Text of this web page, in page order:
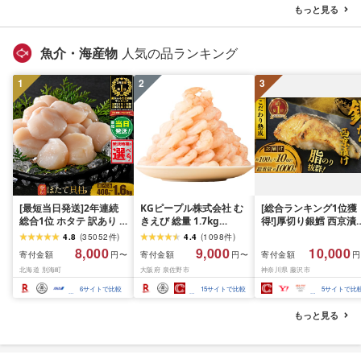
お弁当 hannba-gu ラン
手県 盛岡市 東北 岩手 盛
もっと見る
魚介・海産物 人気の品ランキング
1
[最短当日発送]2年連続
総合1位 ホタテ 訳あり (
ふるさと納税 ほたて ふ
るさと納税 訳あり 帆立
ふるさと わけあり ホタ
テ貝柱 貝 人気 不揃い 刺
身 規格外 魚介 ランキン
グ 海鮮 冷凍 発送時期が
4.8 (35052件)
寄付金額
8,000 円〜
北海道 別海町
6サイトで比較
2
KGピープル株式会社 む
きえび 総量 1.7kg
(850g×2P) 特大 5Lサイ
ズ バナメイエビ バラ凍
結 下処理不要 サイズ不
揃い 訳あり
4.4 (1098件)
寄付金額
9,000 円〜
大阪府 泉佐野市
15サイトで比較
3
[総合ランキング1位獲
得!]厚切り銀鱈 西京漬
約 1,000g (約 100g ×
切) 西京味噌 西京みそ
噌漬け みそ 味噌 鮮魚
介 銀だら 銀ダラ ギン
ラ ぎんだら 鱈 タラ 魚
西京焼き 西京漬 西京
き 冷凍 厳選 鮮魚 漬け
礼品 おかず おつまみ
寄付金額 10,000
神奈川県 藤沢市
5サイトで比
もっと見る